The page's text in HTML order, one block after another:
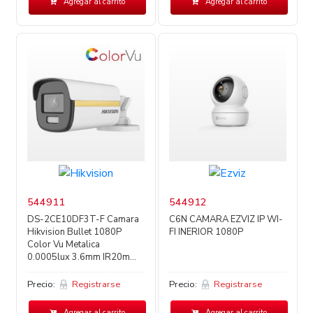
544911
DS-2CE10DF3T-F Camara
Hikvision Bullet 1080P
Color Vu Metalica
0.0005lux 3.6mm IR20m...
Precio: Registrarse
544912
C6N CAMARA EZVIZ IP WI-
FI INERIOR 1080P
Precio: Registrarse